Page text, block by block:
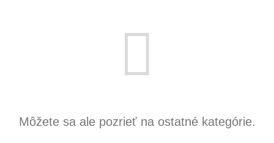
Môžete sa ale pozrieť na ostatné kategórie.